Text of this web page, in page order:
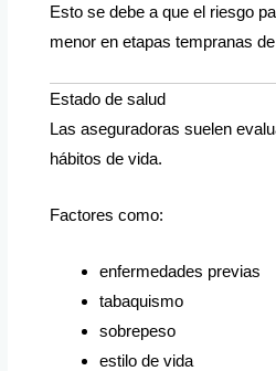
Esto se debe a que el riesgo
menor en etapas tempranas
Estado de salud
Las aseguradoras suelen
hábitos de vida.
Factores como:
enfermedades previas
tabaquismo
sobrepeso
estilo de vida